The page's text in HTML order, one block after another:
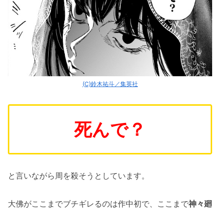
(C)鈴木祐斗／集英社
死んで？
と言いながら周を殺そうとしています。
大佛がここまでブチギレるのは作中初で、ここまで神々廻